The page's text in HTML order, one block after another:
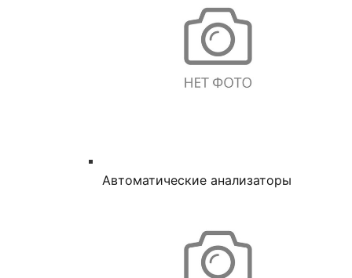
Автоматические анализаторы